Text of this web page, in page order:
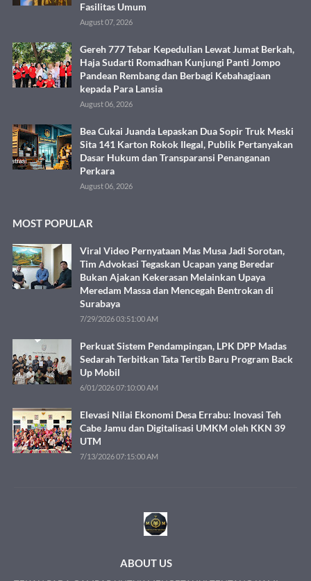
Fasilitas Umum
August 07, 2026
Gereh 777 Tebar Kepedulian Lewat Jumat Berkah,
Haja Sudarti Romadhan Kunjungi Panti Jompo
Pandean Rembang dan Berbagi Kebahagiaan
kepada Para Lansia
August 06, 2026
Bea Cukai Juanda Lepaskan Dua Sopir Truk Meski
Sita 141 Karton Rokok Ilegal, Publik Pertanyakan
Dasar Hukum dan Transparansi Penanganan
Perkara
August 06, 2026
MOST POPULAR
Viral Video Pernyataan Mas Musa Jadi Sorotan,
Tim Advokasi Tegaskan Ucapan yang Beredar
Bukan Ajakan Kekerasan Melainkan Upaya
Meredam Massa dan Mencegah Bentrokan di
Surabaya
7/29/2026 03:51:00 AM
Perkuat Sistem Pendampingan, LPK DPP Madas
Sedarah Terbitkan Tata Tertib Baru Program Back
Up Mobil
6/01/2026 07:10:00 AM
Elevasi Nilai Ekonomi Desa Errabu: Inovasi Teh
Cabe Jamu dan Digitalisasi UMKM oleh KKN 39
UTM
7/13/2026 07:15:00 AM
ABOUT US